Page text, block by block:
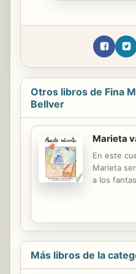
Otros libros de Fina
Bellver
Marieta
En este
Marieta
a los
Más libros de la